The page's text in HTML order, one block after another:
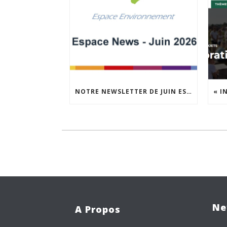
NOTRE NEWSLETTER DE JUIN EST EN LIGNE !
A Propos